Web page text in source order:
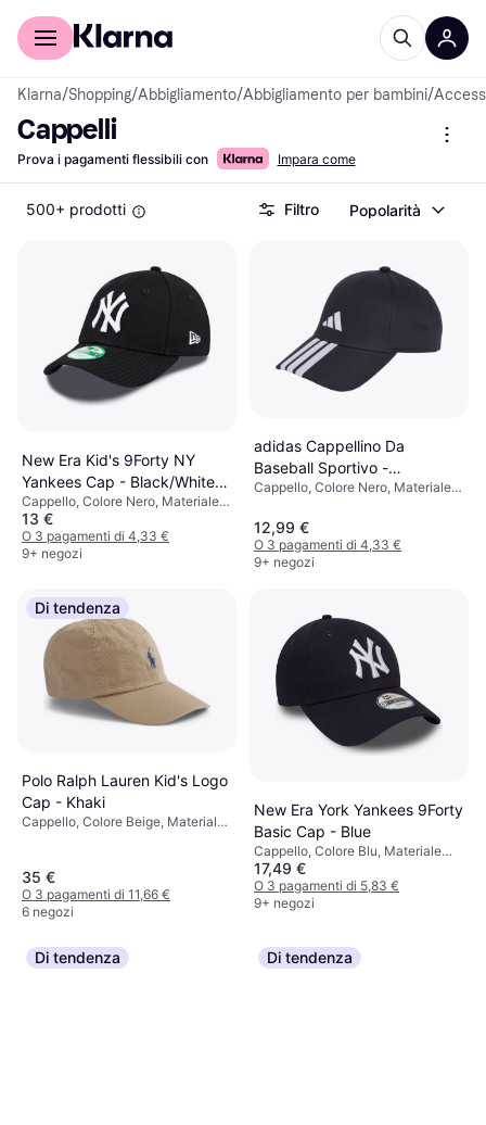
Per il tuo shopping
Klarna/Shopping/Abbigliamento/Abbigliamento per bambini/
Cappelli
Prova i pagamenti flessibili con Impara come
500+ prodotti Filtro Popolarità
New Era Kid's 9Forty NY
Yankees Cap - Black/White
(88123198)
Cappello, Colore Nero, Materiale
Poliestere
13 €
O 3 pagamenti di 4,33 €
9+ negozi
adidas Cappellino Da
Baseball Sportivo -
Nero/Bianco
Cappello, Colore Nero, Materiale
12,99 €
O 3 pagamenti di 4,33 €
9+ negozi
Di tendenza
Polo Ralph Lauren Kid's Logo
Cap - Khaki
Cappello, Colore Beige, Materiale
35 €
O 3 pagamenti di 11,66 €
6 negozi
New Era York Yankees 9Forty
Basic Cap - Blue
Cappello, Colore Blu, Materiale
Cotone
17,49 €
O 3 pagamenti di 5,83 €
9+ negozi
Di tendenza Di tendenza